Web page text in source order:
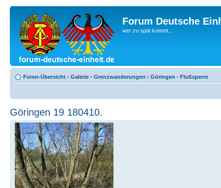
Forum Deutsche
wer zu spät kommt...
Foren-Übersicht ‹ Galerie ‹ Grenzwanderungen ‹ Göringen - Flußsperre
Göringen 19 180410.